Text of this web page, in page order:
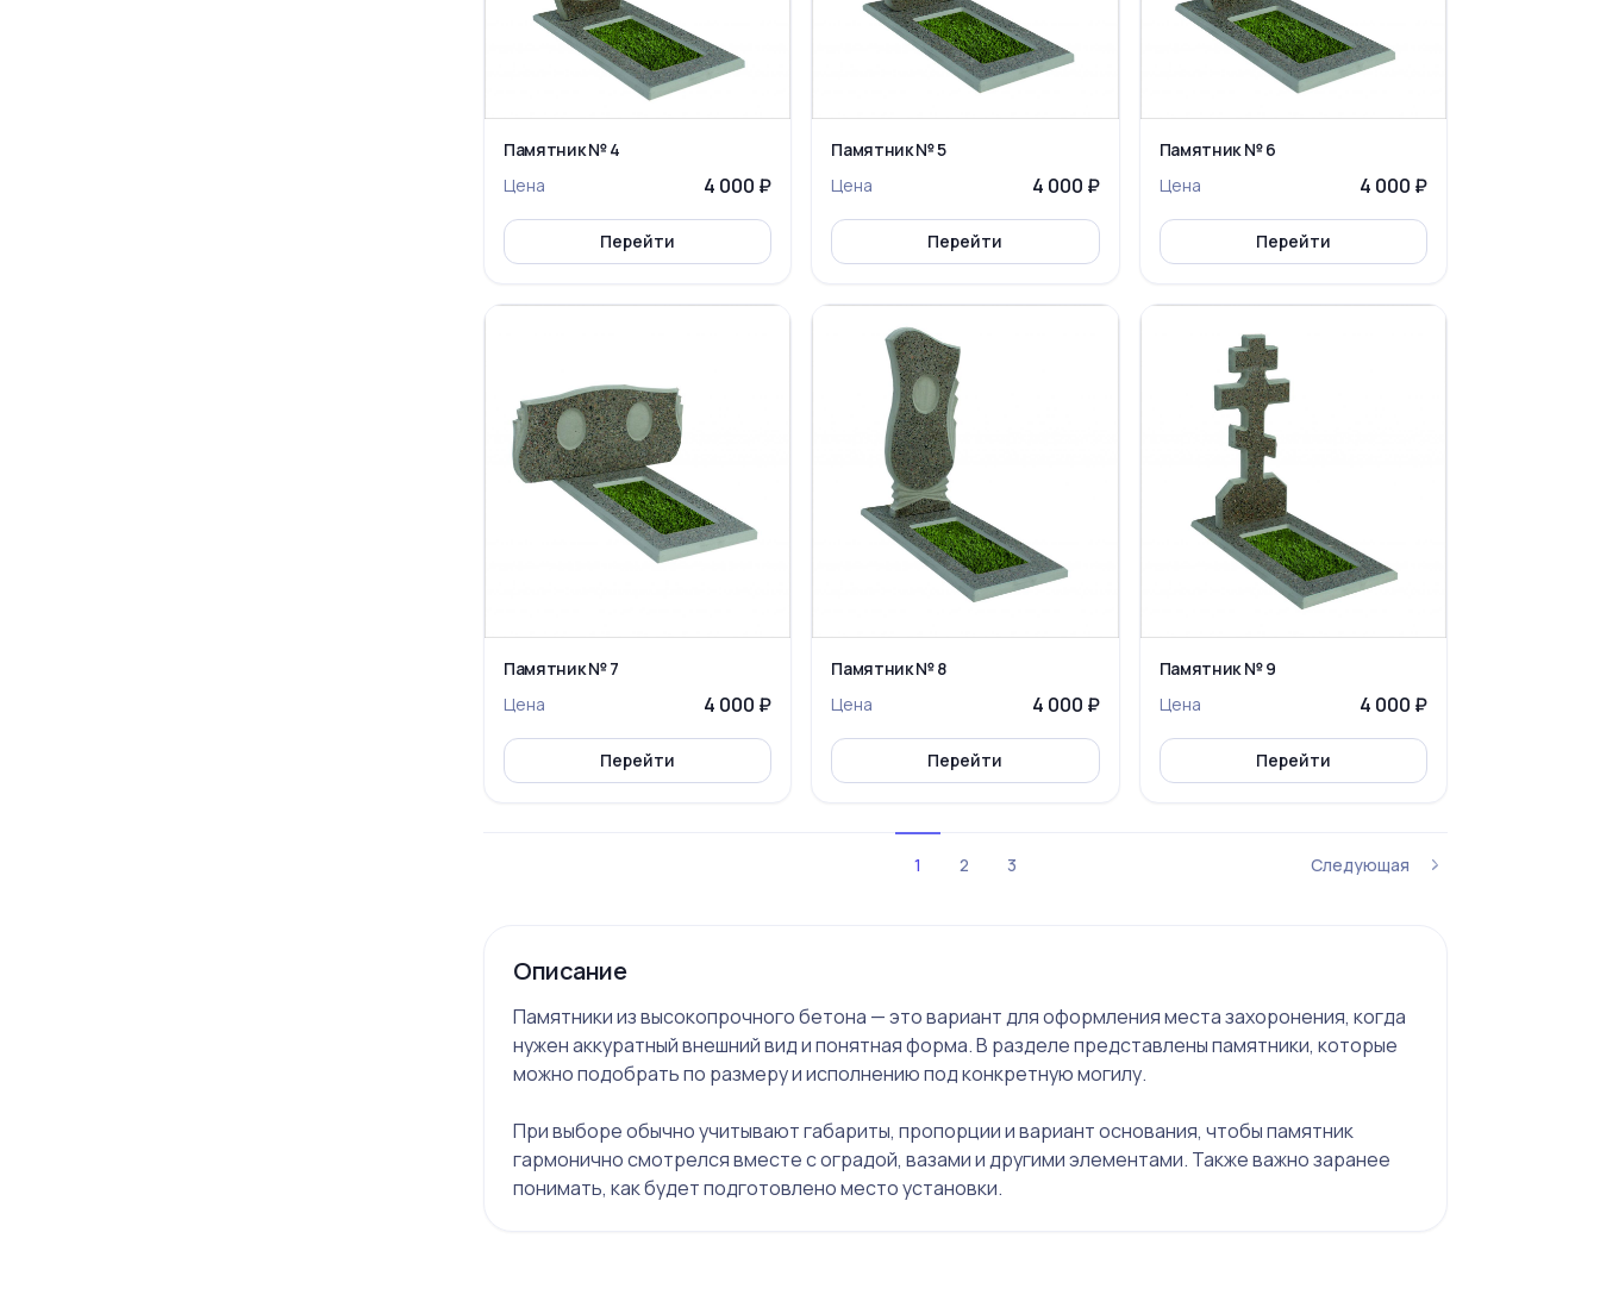
Памятник № 4
Цена
4 000 ₽
Перейти
Памятник № 5
Цена
4 000 ₽
Перейти
Памятник № 6
Цена
4 000 ₽
Перейти
Памятник № 7
Цена
4 000 ₽
Перейти
Памятник № 8
Цена
4 000 ₽
Перейти
Памятник № 9
Цена
4 000 ₽
Перейти
1 2 3 Следующая
Описание
Памятники из высокопрочного бетона — это вариант для оформления места захоронения, когда
нужен аккуратный внешний вид и понятная форма. В разделе представлены памятники, которые
можно подобрать по размеру и исполнению под конкретную могилу.
При выборе обычно учитывают габариты, пропорции и вариант основания, чтобы памятник
гармонично смотрелся вместе с оградой, вазами и другими элементами. Также важно заранее
понимать, как будет подготовлено место установки.